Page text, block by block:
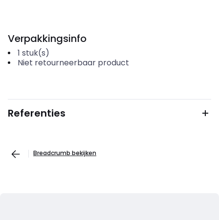
Verpakkingsinfo
1 stuk(s)
Niet retourneerbaar product
Referenties
Breadcrumb bekijken